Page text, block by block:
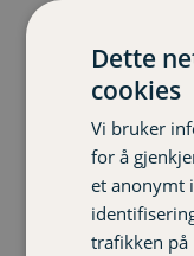
Dette
cookies
Vi bruker
for å
et anonymt
trafikken på